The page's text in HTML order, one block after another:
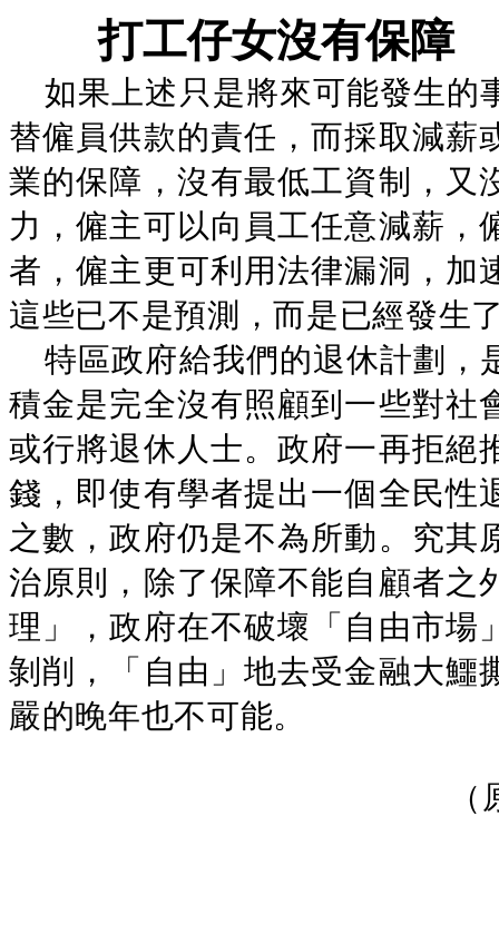
打工仔女沒有保障
如果上述只是將來可能發生的
替僱員供款的責任，而採取減薪
業的保障，沒有最低工資制，又
力，僱主可以向員工任意減薪，
者，僱主更可利用法律漏洞，加
這些已不是預測，而是已經發生
特區政府給我們的退休計劃，
積金是完全沒有照顧到一些對社
或行將退休人士。政府一再拒絕
錢，即使有學者提出一個全民性
之數，政府仍是不為所動。究其
治原則，除了保障不能自顧者之
理」，政府在不破壞「自由市場
剝削，「自由」地去受金融大鱷
嚴的晚年也不可能。